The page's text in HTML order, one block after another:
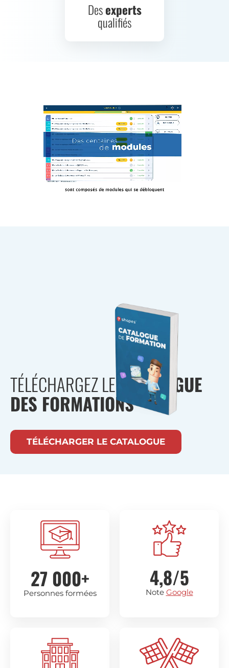
Desexperts
qualifiés
TÉLÉCHARGEZ LECATALOGUE
DES FORMATIONS
TÉLÉCHARGER LE CATALOGUE
27 000+
Personnes formées
4,8/5
Note Google